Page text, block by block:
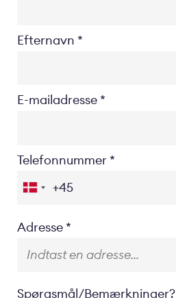
Efternavn
E-mailadresse
Telefonnummer
Location
Adresse
Spørgsmål/Bemærkninger?